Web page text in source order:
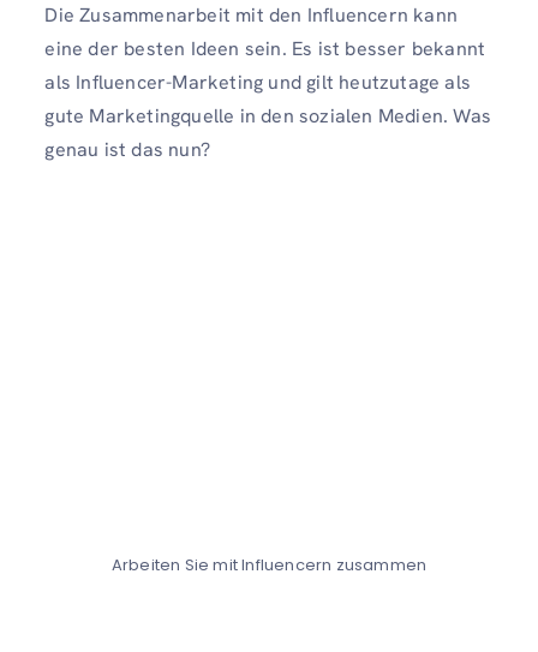
Die Zusammenarbeit mit den Influencern kann
eine der besten Ideen sein. Es ist besser bekannt
als Influencer-Marketing und gilt heutzutage als
gute Marketingquelle in den sozialen Medien. Was
genau ist das nun?
Arbeiten Sie mit Influencern zusammen